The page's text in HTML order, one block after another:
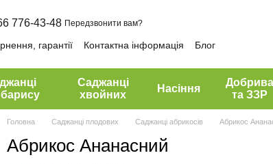
776-43-48 Передзвонити вам?
гарантії Контактна інформація
Блог
Саджанці
хвойних
Насіння
Добрива
та ЗЗР
Головна Саджанці плодових Саджанці абрикосів Абрикос
Абрикос Ананасний